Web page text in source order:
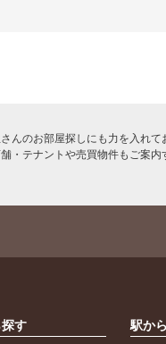
んのお部屋探しにも力を入れ
・テナントや売買物件もご案
す
駅か